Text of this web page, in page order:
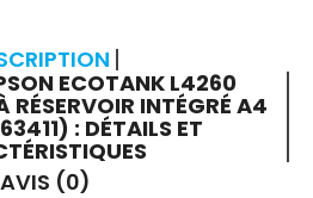
ECOTANK L4260
RÉSERVOIR INTÉGRÉ A4
: DÉTAILS ET
AVIS (0)